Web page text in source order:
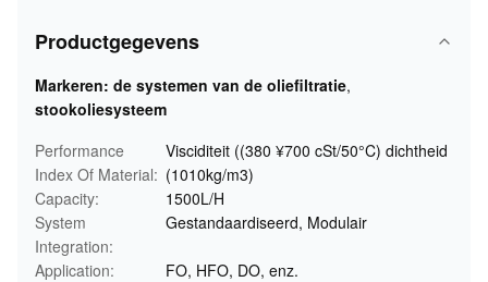
Productgegevens
Markeren: de systemen van de oliefiltratie,
stookoliesysteem
Performance
Index Of Material:
Visciditeit ((380 ¥700 cSt/50°C) dichtheid
(1010kg/m3)
Capacity:
1500L/H
System
Integration:
Gestandaardiseerd, Modulair
Application:
FO, HFO, DO, enz.